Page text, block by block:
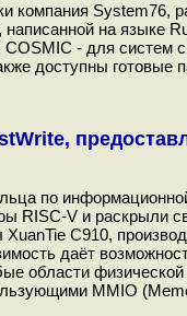
компания
на языке
- для систем
доступны
по
RISC-V и раскрыли
XuanTie C910,
даёт
области
MMIO